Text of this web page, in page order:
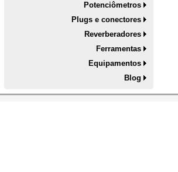
Potenciômetros
Plugs e conectores
Reverberadores
Ferramentas
Equipamentos
Blog